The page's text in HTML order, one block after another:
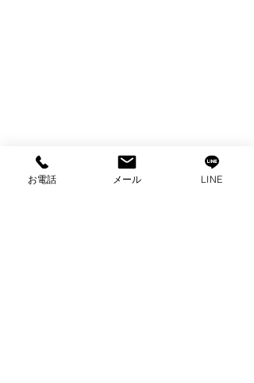
お電話 メール LINE